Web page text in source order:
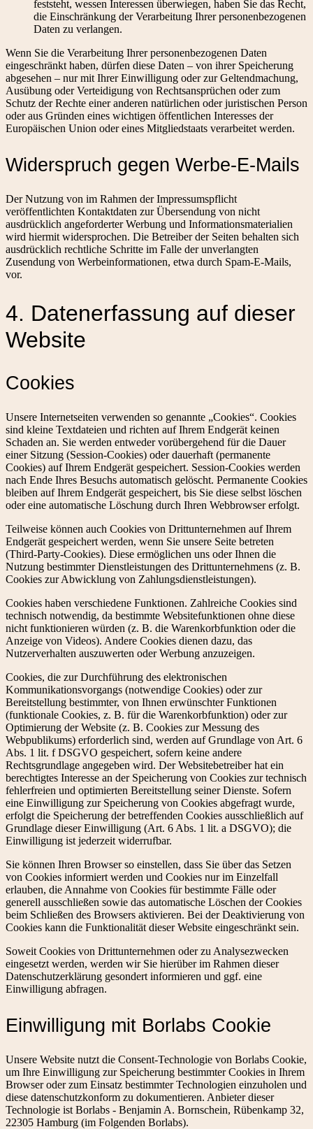
feststeht, wessen Interessen überwiegen, haben Sie das Recht,
die Einschränkung der Verarbeitung Ihrer personenbezogenen
Daten zu verlangen.
Wenn Sie die Verarbeitung Ihrer personenbezogenen Daten
eingeschränkt haben, dürfen diese Daten – von ihrer Speicherung
abgesehen – nur mit Ihrer Einwilligung oder zur Geltendmachung,
Ausübung oder Verteidigung von Rechtsansprüchen oder zum
Schutz der Rechte einer anderen natürlichen oder juristischen Person
oder aus Gründen eines wichtigen öffentlichen Interesses der
Europäischen Union oder eines Mitgliedstaats verarbeitet werden.
Widerspruch gegen Werbe-E-Mails
Der Nutzung von im Rahmen der Impressumspflicht
veröffentlichten Kontaktdaten zur Übersendung von nicht
ausdrücklich angeforderter Werbung und Informationsmaterialien
wird hiermit widersprochen. Die Betreiber der Seiten behalten sich
ausdrücklich rechtliche Schritte im Falle der unverlangten
Zusendung von Werbeinformationen, etwa durch Spam-E-Mails,
vor.
4. Datenerfassung auf dieser
Website
Cookies
Unsere Internetseiten verwenden so genannte „Cookies“. Cookies
sind kleine Textdateien und richten auf Ihrem Endgerät keinen
Schaden an. Sie werden entweder vorübergehend für die Dauer
einer Sitzung (Session-Cookies) oder dauerhaft (permanente
Cookies) auf Ihrem Endgerät gespeichert. Session-Cookies werden
nach Ende Ihres Besuchs automatisch gelöscht. Permanente Cookies
bleiben auf Ihrem Endgerät gespeichert, bis Sie diese selbst löschen
oder eine automatische Löschung durch Ihren Webbrowser erfolgt.
Teilweise können auch Cookies von Drittunternehmen auf Ihrem
Endgerät gespeichert werden, wenn Sie unsere Seite betreten
(Third-Party-Cookies). Diese ermöglichen uns oder Ihnen die
Nutzung bestimmter Dienstleistungen des Drittunternehmens (z. B.
Cookies zur Abwicklung von Zahlungsdienstleistungen).
Cookies haben verschiedene Funktionen. Zahlreiche Cookies sind
technisch notwendig, da bestimmte Websitefunktionen ohne diese
nicht funktionieren würden (z. B. die Warenkorbfunktion oder die
Anzeige von Videos). Andere Cookies dienen dazu, das
Nutzerverhalten auszuwerten oder Werbung anzuzeigen.
Cookies, die zur Durchführung des elektronischen
Kommunikationsvorgangs (notwendige Cookies) oder zur
Bereitstellung bestimmter, von Ihnen erwünschter Funktionen
(funktionale Cookies, z. B. für die Warenkorbfunktion) oder zur
Optimierung der Website (z. B. Cookies zur Messung des
Webpublikums) erforderlich sind, werden auf Grundlage von Art. 6
Abs. 1 lit. f DSGVO gespeichert, sofern keine andere
Rechtsgrundlage angegeben wird. Der Websitebetreiber hat ein
berechtigtes Interesse an der Speicherung von Cookies zur technisch
fehlerfreien und optimierten Bereitstellung seiner Dienste. Sofern
eine Einwilligung zur Speicherung von Cookies abgefragt wurde,
erfolgt die Speicherung der betreffenden Cookies ausschließlich auf
Grundlage dieser Einwilligung (Art. 6 Abs. 1 lit. a DSGVO); die
Einwilligung ist jederzeit widerrufbar.
Sie können Ihren Browser so einstellen, dass Sie über das Setzen
von Cookies informiert werden und Cookies nur im Einzelfall
erlauben, die Annahme von Cookies für bestimmte Fälle oder
generell ausschließen sowie das automatische Löschen der Cookies
beim Schließen des Browsers aktivieren. Bei der Deaktivierung von
Cookies kann die Funktionalität dieser Website eingeschränkt sein.
Soweit Cookies von Drittunternehmen oder zu Analysezwecken
eingesetzt werden, werden wir Sie hierüber im Rahmen dieser
Datenschutzerklärung gesondert informieren und ggf. eine
Einwilligung abfragen.
Einwilligung mit Borlabs Cookie
Unsere Website nutzt die Consent-Technologie von Borlabs Cookie,
um Ihre Einwilligung zur Speicherung bestimmter Cookies in Ihrem
Browser oder zum Einsatz bestimmter Technologien einzuholen und
diese datenschutzkonform zu dokumentieren. Anbieter dieser
Technologie ist Borlabs - Benjamin A. Bornschein, Rübenkamp 32,
22305 Hamburg (im Folgenden Borlabs).